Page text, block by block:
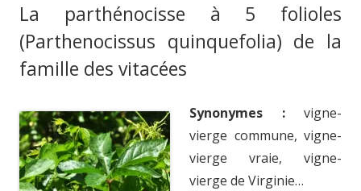
La parthénocisse à 5 folioles
(Parthenocissus quinquefolia) de la
famille des vitacées
Synonymes :vigne-
vierge commune, vigne-
vierge vraie, vigne-
vierge de Virginie…